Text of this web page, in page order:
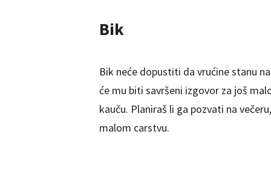
Bik
Bik neće dopustiti da vrućine stanu
će mu biti savršeni izgovor za još
kauču. Planiraš li ga pozvati na
malom carstvu.